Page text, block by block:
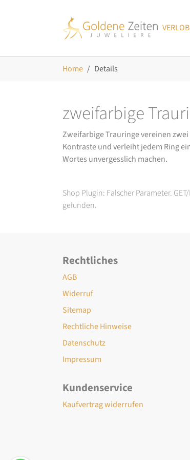
Home Details
zweifarbige
Zweifarbige Trauringe vereinen
Kontraste und verleiht jedem Ring
Wortes unvergesslich machen.
Shop Plugin: Falscher Parameter.
gefunden.
Rechtliches
AGB
Widerruf
Sitemap
Rechtliche Hinweise
Datenschutz
Impressum
Kundenservice
Kaufvertrag widerrufen